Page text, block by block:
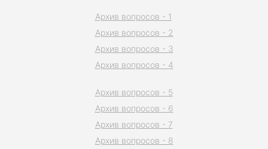
Архив вопросов - 1
Архив вопросов - 2
Архив вопросов - 3
Архив вопросов - 4
Архив вопросов - 5
Архив вопросов - 6
Архив вопросов - 7
Архив вопросов - 8